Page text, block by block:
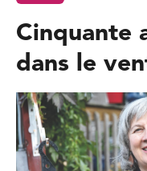
Cinquante
dans le